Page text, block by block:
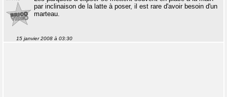
par inclinaison de la latte à poser, il est rare d'avoir besoin d'un
marteau.
15 janvier 2008 à 03:30